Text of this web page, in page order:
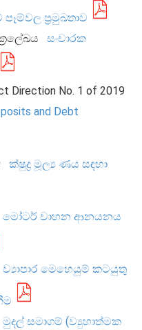
ප්‍රමුඛතාව
සංචාරක
Direction No. 1 of 2019
and Debt
ක්ෂුද්‍ර මූල්‍ය ණය සඳහා
මෝටර් වාහන ආනයනය
ව්‍යාපාර මෙහෙයුම් කටයුතු
මුදල් සමාගම් (ව්‍යුහාත්මක